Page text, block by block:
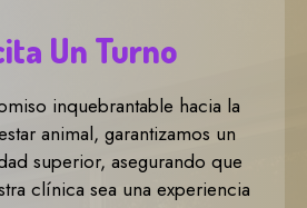
Un Turno
inquebrantable hacia la
animal, garantizamos un
superior, asegurando que
clínica sea una experiencia